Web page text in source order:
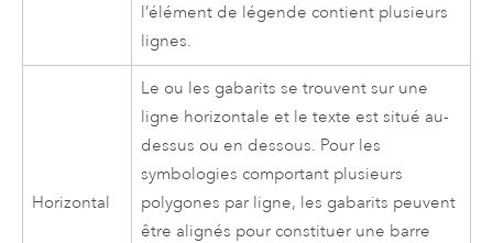
l’élément de légende contient plusieurs
lignes.
Horizontal
Le ou les gabarits se trouvent sur une
ligne horizontale et le texte est situé au-
dessus ou en dessous. Pour les
symbologies comportant plusieurs
polygones par ligne, les gabarits peuvent
être alignés pour constituer une barre